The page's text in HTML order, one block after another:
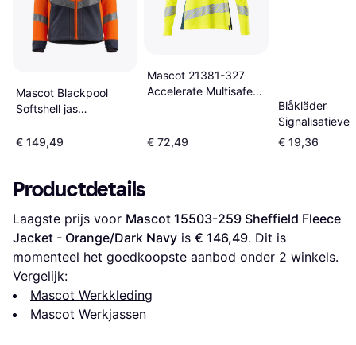
Mascot Blackpool
Softshell jas
€ 149,49
Mascot 21381-327
Accelerate Multisafe
€ 72,49
Blåkläder
€ 19,36
Productdetails
Laagste prijs voor Mascot 15503-259 Sheffield Fleece
Jacket - Orange/Dark Navy is € 146,49. Dit is
momenteel het goedkoopste aanbod onder 2 winkels.
Vergelijk:
Mascot Werkkleding
Mascot Werkjassen